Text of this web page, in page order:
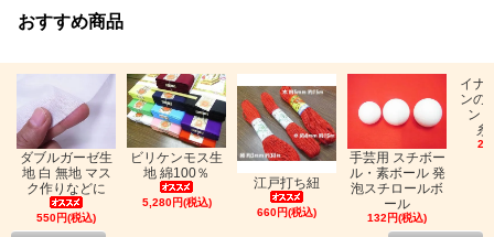
おすすめ商品
ダブルガーゼ生
地 白 無地 マス
ク作りなどに
550円(税込)
ビリケンモス生
地 綿100％
5,280円(税込)
江戸打ち紐
660円(税込)
手芸用 スチボー
ル・素ボール 発
泡スチロールボ
ール
132円(税込)
イナ
ンの
ン
糸